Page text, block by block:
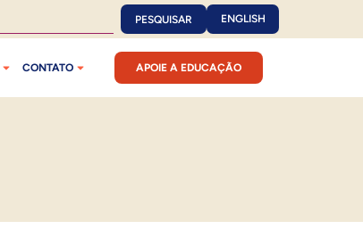
PESQUISAR ENGLISH
CONTATO APOIE A EDUCAÇÃO